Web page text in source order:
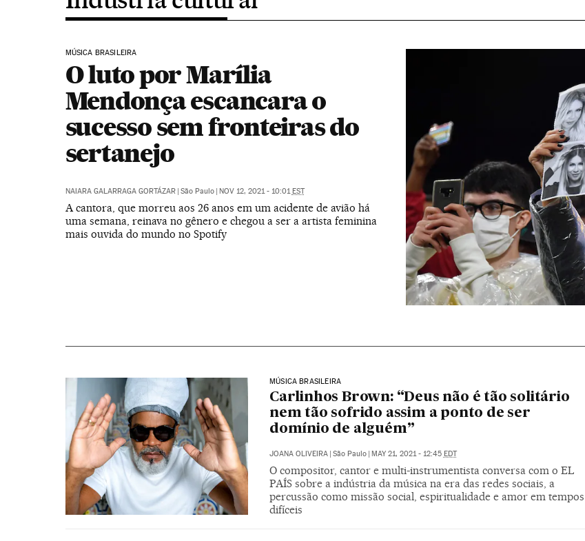
MÚSICA BRASILEIRA
O luto por Marília
Mendonça escancara o
sucesso sem fronteiras do
sertanejo
NAIARA GALARRAGA GORTÁZAR | São Paulo | NOV 12, 2021 - 10:01EST
A cantora, que morreu aos 26 anos em um acidente de avião há
uma semana, reinava no gênero e chegou a ser a artista feminina
mais ouvida do mundo no Spotify
MÚSICA BRASILEIRA
Carlinhos Brown: “Deus não é tão solitário
nem tão sofrido assim a ponto de ser
domínio de alguém”
JOANA OLIVEIRA | São Paulo | MAY 21, 2021 - 12:45 EDT
O compositor, cantor e multi-instrumentista conversa com o EL
PAÍS sobre a indústria da música na era das redes sociais, a
percussão como missão social, espiritualidade e amor em tempos
difíceis